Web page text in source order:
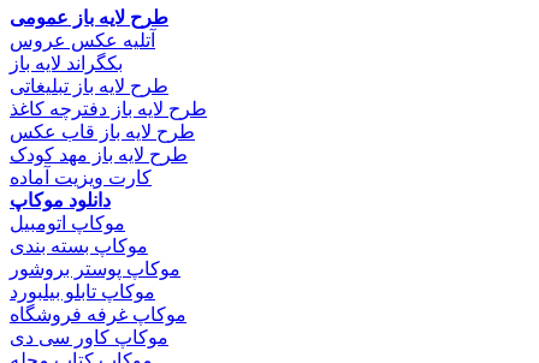
طرح لایه باز عمومی
آتلیه عکس عروس
بکگراند لایه باز
طرح لایه باز تبلیغاتی
طرح لایه باز دفترچه کاغذ
طرح لایه باز قاب عکس
طرح لایه باز مهد کودک
کارت ویزیت آماده
دانلود موکاپ
موکاپ اتومبیل
موکاپ بسته بندی
موکاپ پوستر بروشور
موکاپ تابلو بیلبورد
موکاپ غرفه فروشگاه
موکاپ کاور سی دی